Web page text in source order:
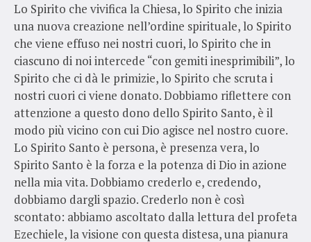
Lo Spirito che vivifica la Chiesa, lo Spirito che inizia
una nuova creazione nell’ordine spirituale, lo Spirito
che viene effuso nei nostri cuori, lo Spirito che in
ciascuno di noi intercede “con gemiti inesprimibili”, lo
Spirito che ci dà le primizie, lo Spirito che scruta i
nostri cuori ci viene donato. Dobbiamo riflettere con
attenzione a questo dono dello Spirito Santo, è il
modo più vicino con cui Dio agisce nel nostro cuore.
Lo Spirito Santo è persona, è presenza vera, lo
Spirito Santo è la forza e la potenza di Dio in azione
nella mia vita. Dobbiamo crederlo e, credendo,
dobbiamo dargli spazio. Crederlo non è così
scontato: abbiamo ascoltato dalla lettura del profeta
Ezechiele, la visione con questa distesa, una pianura